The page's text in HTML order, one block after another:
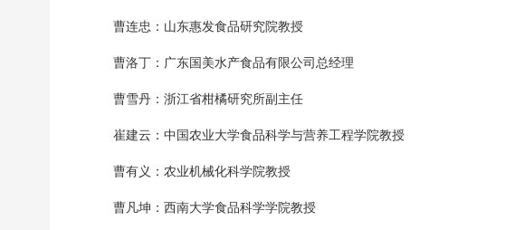
曹连忠：山东惠发食品研究院教授
曹洛丁：广东国美水产食品有限公司总经理
曹雪丹：浙江省柑橘研究所副主任
崔建云：中国农业大学食品科学与营养工程学院教授
曹有义：农业机械化科学院教授
曹凡坤：西南大学食品科学学院教授